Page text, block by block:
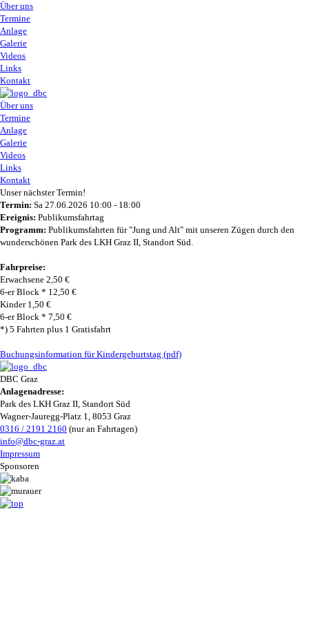
Über uns
Termine
Anlage
Galerie
Videos
Links
Kontakt
Über uns
Termine
Anlage
Galerie
Videos
Links
Kontakt
Unser nächster Termin!
Termin: Sa 27.06.2026 10:00 - 18:00
Ereignis: Publikumsfahrtag
Programm: Publikumsfahrten für "Jung und Alt" mit unseren Zügen durch den
wunderschönen Park des LKH Graz II, Standort Süd.
Fahrpreise:
Erwachsene 2,50 €
6-er Block * 12,50 €
Kinder 1,50 €
6-er Block * 7,50 €
*) 5 Fahrten plus 1 Gratisfahrt
Buchungsinformation für Kindergeburtstag (pdf)
DBC Graz
Anlagenadresse:
Park des LKH Graz II, Standort Süd
Wagner-Jauregg-Platz 1, 8053 Graz
0316 / 2191 2160 (nur an Fahrtagen)
info@dbc-graz.at
Impressum
Sponsoren